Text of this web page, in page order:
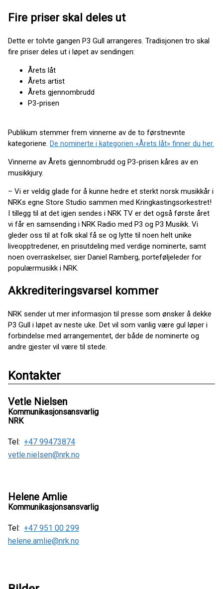
Fire priser skal deles ut
Dette er tolvte gangen P3 Gull arrangeres. Tradisjonen tro skal
fire priser deles ut i løpet av sendingen:
Årets låt
Årets artist
Årets gjennombrudd
P3-prisen
Publikum stemmer frem vinnerne av de to førstnevnte
kategoriene. De nominerte i kategorien «Årets låt» finner du her.
Vinnerne av Årets gjennombrudd og P3-prisen kåres av en
musikkjury.
– Vi er veldig glade for å kunne hedre et sterkt norsk musikkår i
NRKs egne Store Studio sammen med Kringkastingsorkestret!
I tillegg til at det igjen sendes i NRK TV er det også første året
vi får en samsending i NRK Radio med P3 og P3 Musikk. Vi
gleder oss til at folk skal få se og lytte til noen helt unike
liveopptredener, en prisutdeling med verdige nominerte, samt
noen overraskelser, sier Daniel Ramberg, porteføljeleder for
populærmusikk i NRK.
Akkrediteringsvarsel kommer
NRK sender ut mer informasjon til presse som ønsker å dekke
P3 Gull i løpet av neste uke. Det vil som vanlig være gul løper i
forbindelse med arrangementet, der både de nominerte og
andre gjester vil være til stede.
Kontakter
Vetle Nielsen
Kommunikasjonsansvarlig
NRK
Tel: +47 99473874
vetle.nielsen@nrk.no
Helene Amlie
Kommunikasjonsansvarlig
Tel: +47 951 00 299
helene.amlie@nrk.no